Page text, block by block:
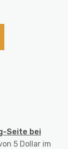
Seite bei
5 Dollar im